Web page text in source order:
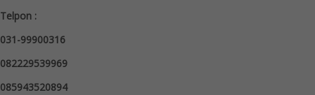
Telpon :
031-99900316
082229539969
085943520894